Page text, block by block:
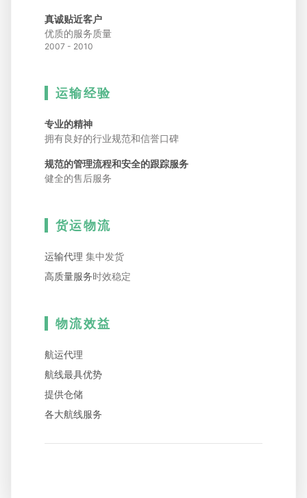
真诚贴近客户
优质的服务质量
2007 - 2010
运输经验
专业的精神
拥有良好的行业规范和信誉口碑
规范的管理流程和安全的跟踪服务
健全的售后服务
货运物流
运输代理 集中发货
高质量服务时效稳定
物流效益
航运代理
航线最具优势
提供仓储
各大航线服务